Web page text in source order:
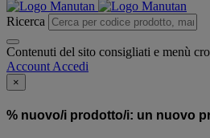
Ricerca
Contenuti del sito consigliati e menù
Account Accedi
×
% nuovo/i prodotto/i: un nuovo